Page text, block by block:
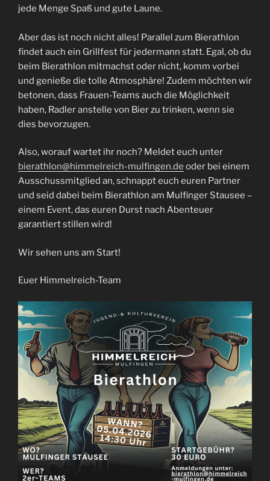
jede Menge Spaß und gute Laune.
Aber das ist noch nicht alles! Parallel zum Bierathlon
findet auch ein Grillfest für jedermann statt. Egal, ob du
beim Bierathlon mitmachst oder nicht, komm vorbei
und genieße die tolle Atmosphäre! Zudem möchten wir
betonen, dass Frauen-Teams auch die Möglichkeit
haben, Radler anstelle von Bier zu trinken, wenn sie
dies bevorzugen.
Also, worauf wartet ihr noch? Meldet euch unter
bierathlon@himmelreich-mulfingen.de oder bei einem
Ausschussmitglied an, schnappt euch euren Partner
und seid dabei beim Bierathlon am Mulfinger Stausee –
einem Event, das euren Durst nach Abenteuer
garantiert stillen wird!
Wir sehen uns am Start!
Euer Himmelreich-Team